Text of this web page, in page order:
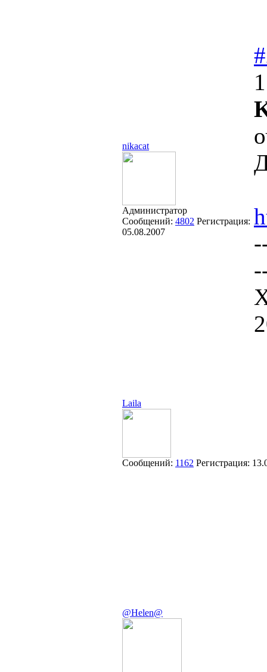
nikacat
Администратор
Сообщений: 4802 Регистрация:
05.08.2007
Laila
Сообщений: 1162 Регистрация:
@Helen@